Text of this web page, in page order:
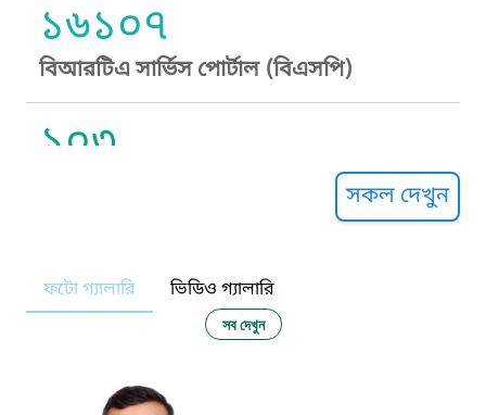
১৬১০৭
বিআরটিএ সার্ভিস পোর্টাল (বিএসপি)
১০৩
নারী ও শিশু নির্যাতন প্রতিরোধ
১০৬
সকল দেখুন
ফটো গ্যালারি ভিডিও গ্যালারি
সব দেখুন